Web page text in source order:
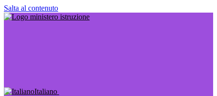
Salta al contenuto
Italiano